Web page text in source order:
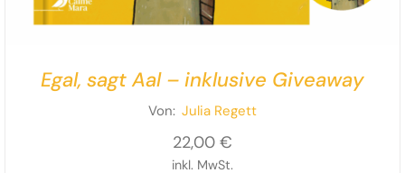
Egal, sagt Aal – inklusive Giveaway
Von: Julia Regett
22,00 €
inkl. MwSt.